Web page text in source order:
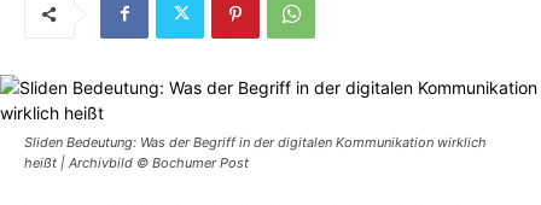
Sliden Bedeutung: Was der Begriff in der digitalen Kommunikation wirklich
heißt | Archivbild © Bochumer Post